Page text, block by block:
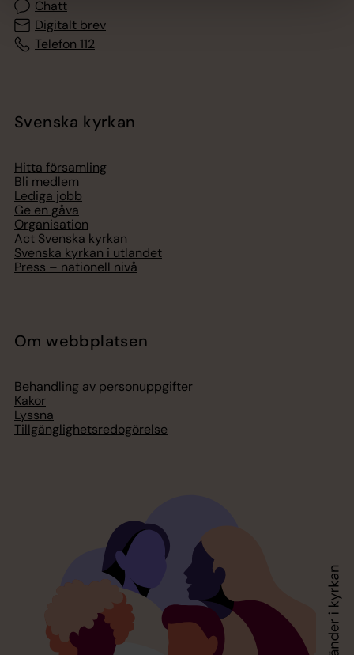
Chatt
Digitalt brev
Telefon 112
Svenska kyrkan
Hitta församling
Bli medlem
Lediga jobb
Ge en gåva
Organisation
Act Svenska kyrkan
Svenska kyrkan i utlandet
Press – nationell nivå
Om webbplatsen
Behandling av personuppgifter
Kakor
Lyssna
Tillgänglighetsredogörelse